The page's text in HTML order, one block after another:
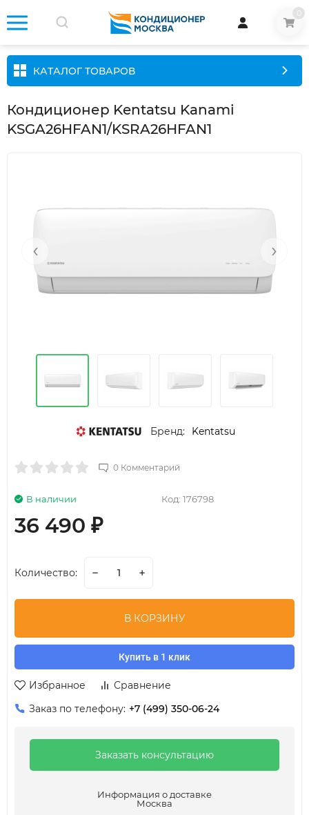
КАТАЛОГ ТОВАРОВ
Кондиционер Kentatsu Kanami
KSGA26HFAN1/KSRA26HFAN1
‹ ›
Бренд: Kentatsu
0 Комментарий
Код: 176798
В наличии
36 490 ₽
Количество:
В КОРЗИНУ
Купить в 1 клик
Избранное
Сравнение
Заказ по телефону: +7 (499) 350-06-24
Заказать консультацию
Информация о доставке
Москва